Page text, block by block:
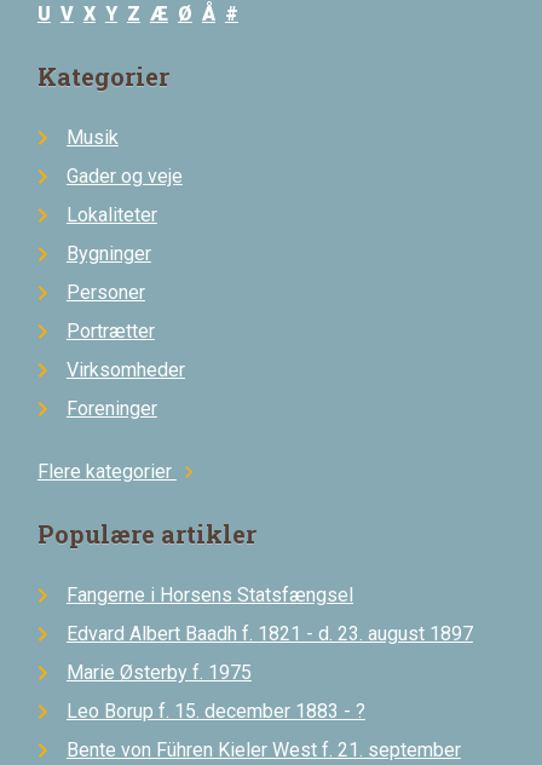
U V X Y Z Æ Ø Å #
Kategorier
Musik
Gader og veje
Lokaliteter
Bygninger
Personer
Portrætter
Virksomheder
Foreninger
Flere kategorier chevron_right
Populære artikler
Fangerne i Horsens Statsfængsel
Edvard Albert Baadh f. 1821 - d. 23. august 1897
Marie Østerby f. 1975
Leo Borup f. 15. december 1883 - ?
Bente von Führen Kieler West f. 21. september